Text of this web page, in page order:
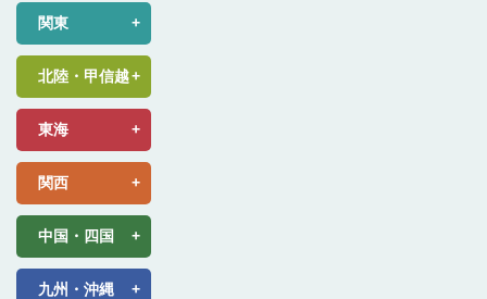
関東
北陸・甲信越
東海
関西
中国・四国
九州・沖縄